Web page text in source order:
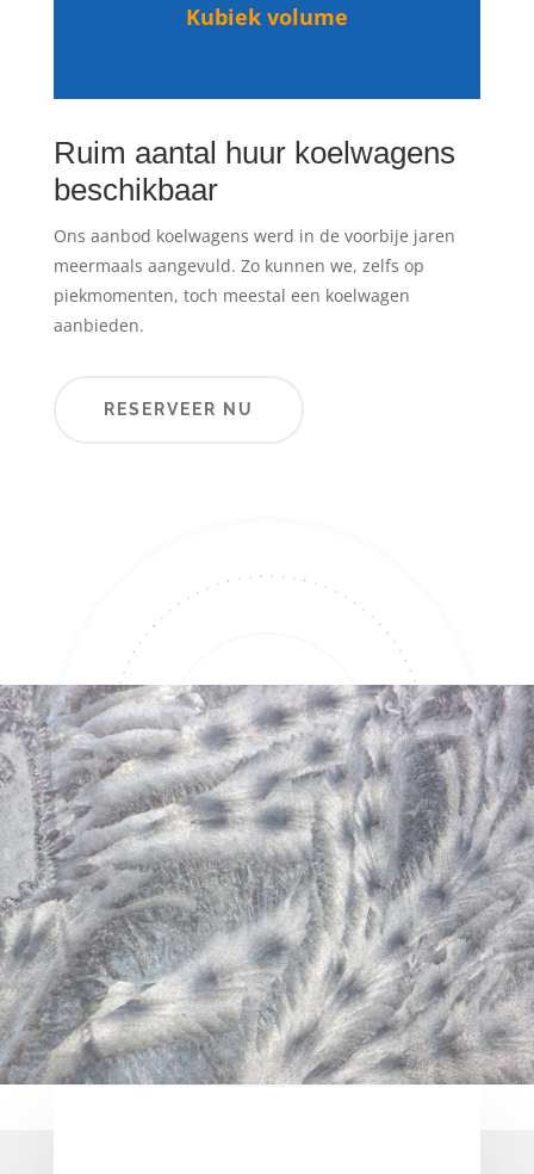
Kubiek volume
Ruim aantal huur koelwagens
beschikbaar
Ons aanbod koelwagens werd in de voorbije jaren
meermaals aangevuld. Zo kunnen we, zelfs op
piekmomenten, toch meestal een koelwagen
aanbieden.
RESERVEER NU